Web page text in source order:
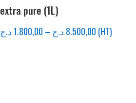
extra pure (1L)
1.800,00د.ج – 8.500,00 د.ج (HT)